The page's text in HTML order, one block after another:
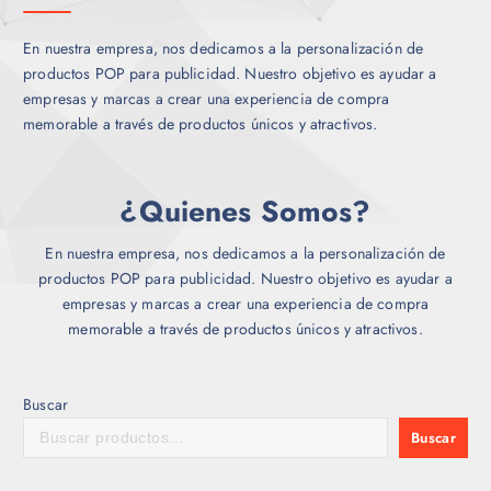
En nuestra empresa, nos dedicamos a la personalización de
productos POP para publicidad. Nuestro objetivo es ayudar a
empresas y marcas a crear una experiencia de compra
memorable a través de productos únicos y atractivos.
¿Quienes Somos?
En nuestra empresa, nos dedicamos a la personalización de
productos POP para publicidad. Nuestro objetivo es ayudar a
empresas y marcas a crear una experiencia de compra
memorable a través de productos únicos y atractivos.
Buscar
Buscar